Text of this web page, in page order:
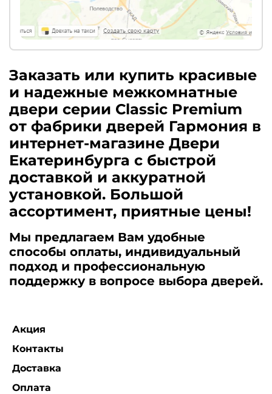
Заказать или купить красивые
и надежные межкомнатные
двери серии Classic Premium
от фабрики дверей Гармония в
интернет-магазине Двери
Екатеринбурга с быстрой
доставкой и аккуратной
установкой. Большой
ассортимент, приятные цены!
Мы предлагаем Вам удобные
способы оплаты, индивидуальный
подход и профессиональную
поддержку в вопросе выбора дверей.
Акция
Контакты
Доставка
Оплата